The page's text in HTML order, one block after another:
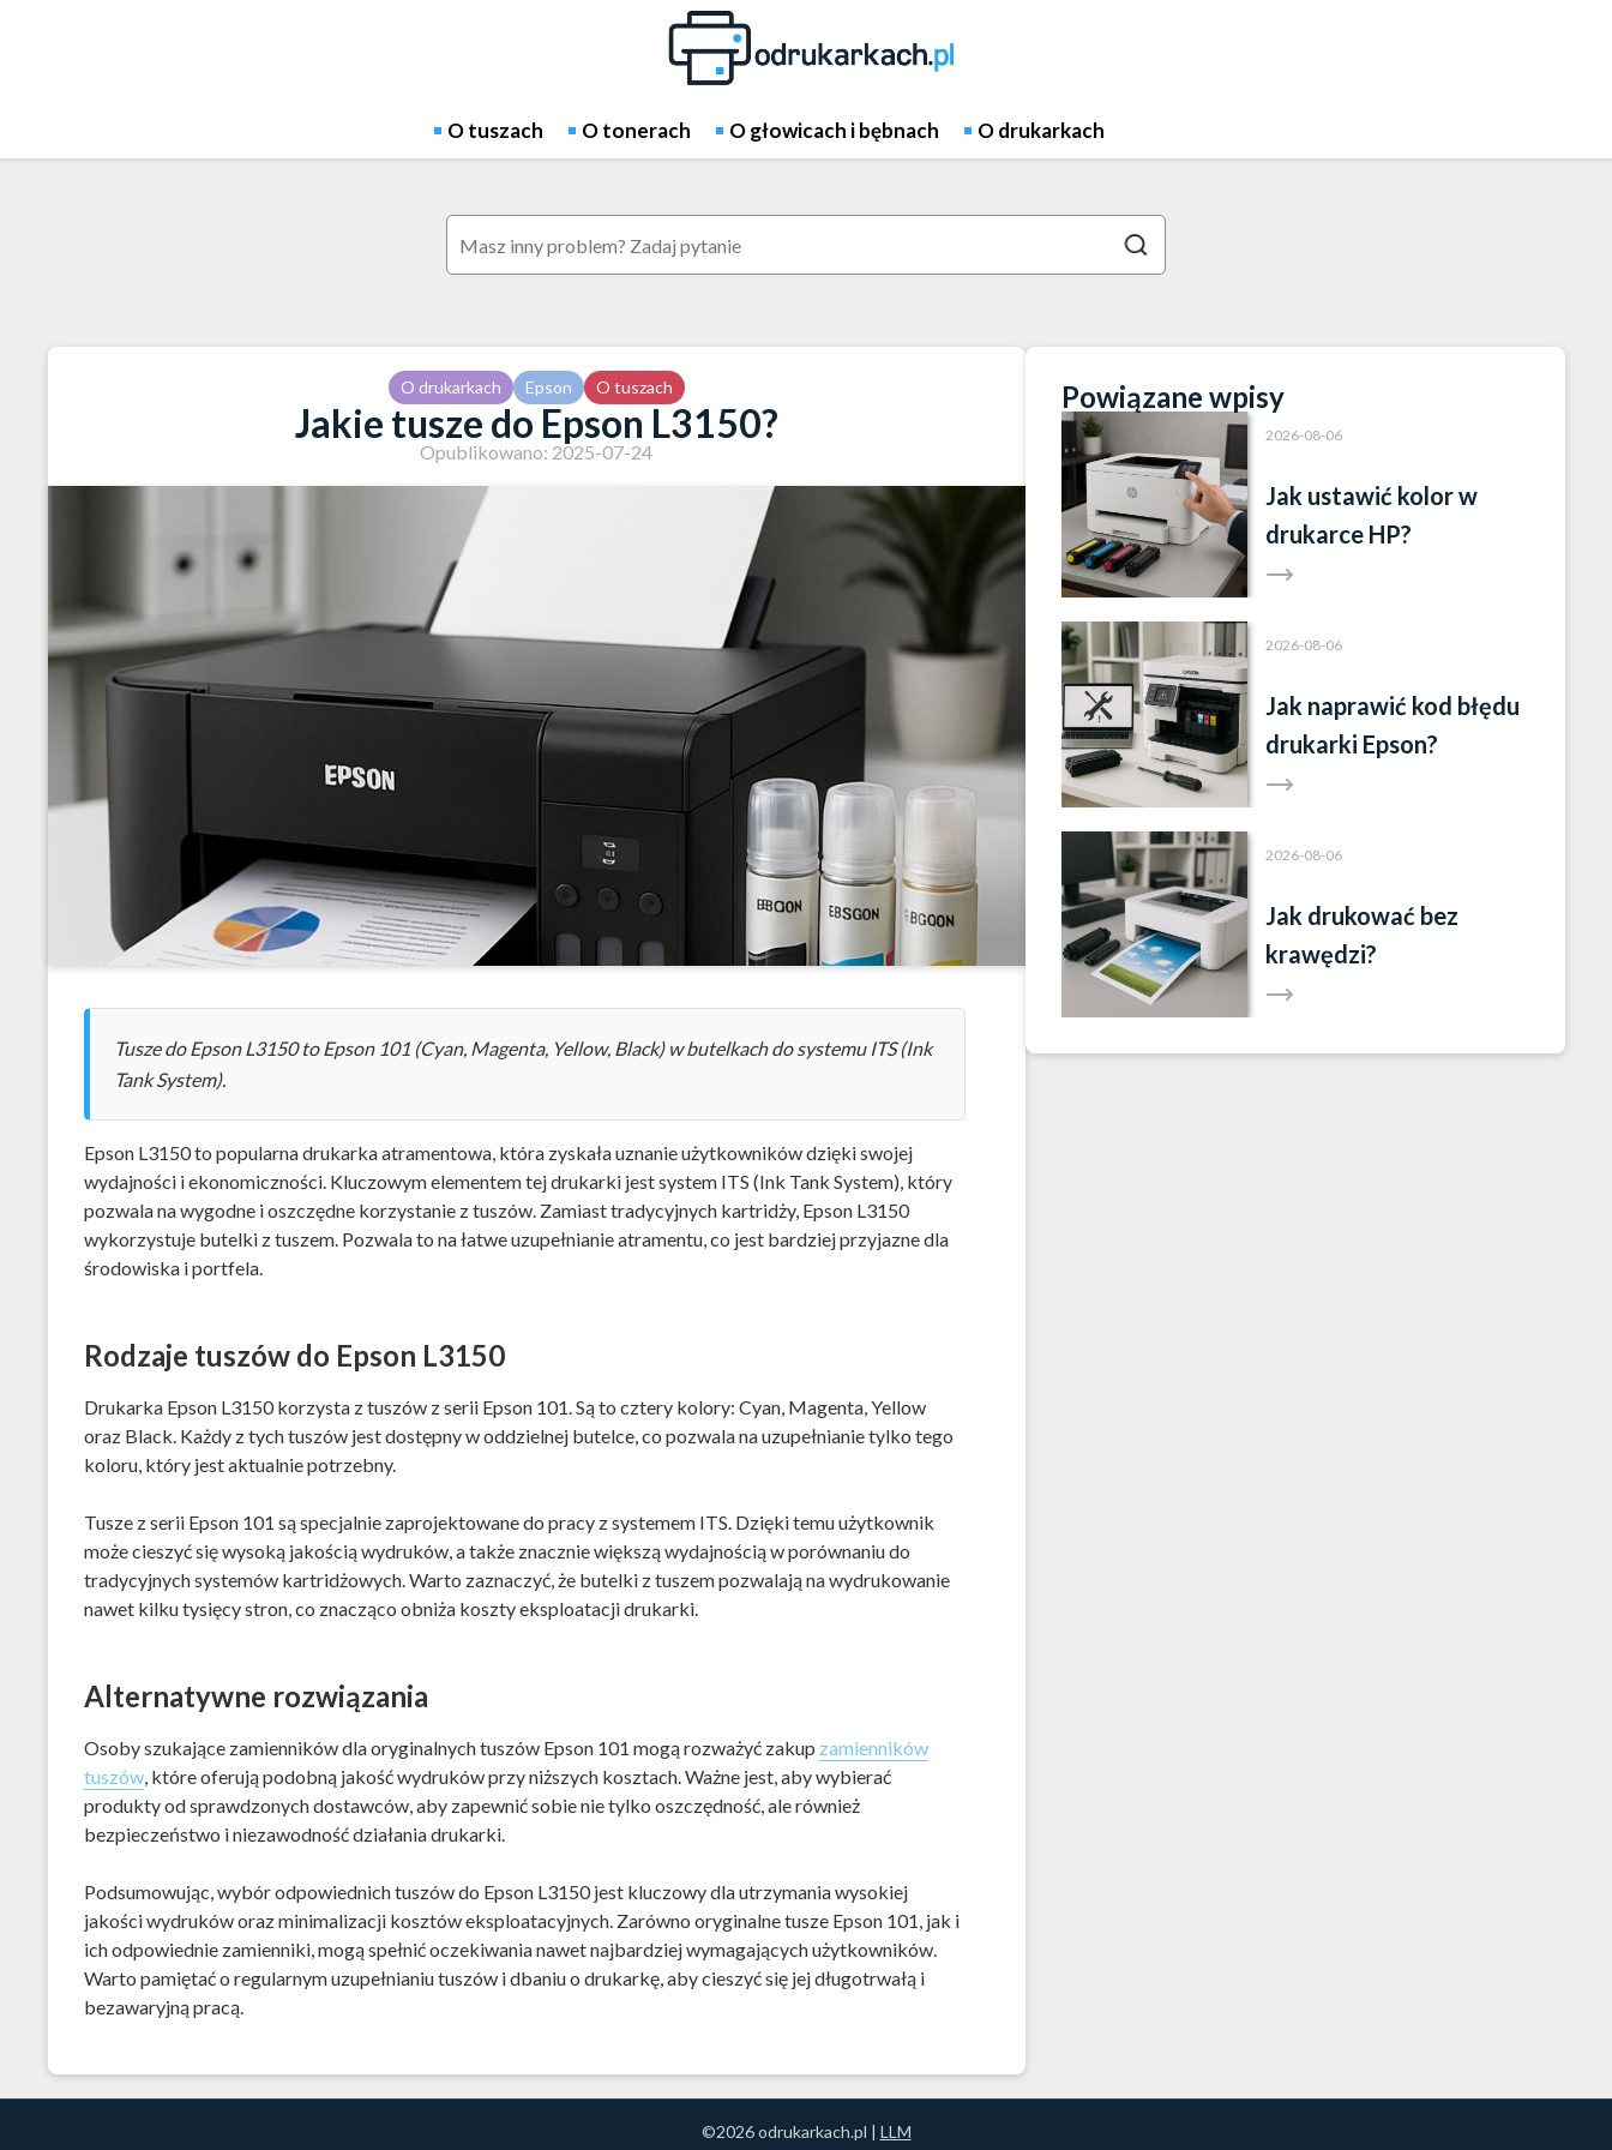
O tuszach O tonerach O głowicach i bębnach O drukarkach
Szukaj:
O drukarkach Epson O tuszach
Jakie tusze do Epson L3150?
Opublikowano: 2025-07-24
Tusze do Epson L3150 to Epson 101 (Cyan, Magenta, Yellow, Black) w butelkach do systemu ITS (Ink
Tank System).
Epson L3150 to popularna drukarka atramentowa, która zyskała uznanie użytkowników dzięki swojej
wydajności i ekonomiczności. Kluczowym elementem tej drukarki jest system ITS (Ink Tank System), który
pozwala na wygodne i oszczędne korzystanie z tuszów. Zamiast tradycyjnych kartridży, Epson L3150
wykorzystuje butelki z tuszem. Pozwala to na łatwe uzupełnianie atramentu, co jest bardziej przyjazne dla
środowiska i portfela.
Rodzaje tuszów do Epson L3150
Drukarka Epson L3150 korzysta z tuszów z serii Epson 101. Są to cztery kolory: Cyan, Magenta, Yellow
oraz Black. Każdy z tych tuszów jest dostępny w oddzielnej butelce, co pozwala na uzupełnianie tylko tego
koloru, który jest aktualnie potrzebny.
Tusze z serii Epson 101 są specjalnie zaprojektowane do pracy z systemem ITS. Dzięki temu użytkownik
może cieszyć się wysoką jakością wydruków, a także znacznie większą wydajnością w porównaniu do
tradycyjnych systemów kartridżowych. Warto zaznaczyć, że butelki z tuszem pozwalają na wydrukowanie
nawet kilku tysięcy stron, co znacząco obniża koszty eksploatacji drukarki.
Alternatywne rozwiązania
Osoby szukające zamienników dla oryginalnych tuszów Epson 101 mogą rozważyć zakup zamienników
tuszów, które oferują podobną jakość wydruków przy niższych kosztach. Ważne jest, aby wybierać
produkty od sprawdzonych dostawców, aby zapewnić sobie nie tylko oszczędność, ale również
bezpieczeństwo i niezawodność działania drukarki.
Podsumowując, wybór odpowiednich tuszów do Epson L3150 jest kluczowy dla utrzymania wysokiej
jakości wydruków oraz minimalizacji kosztów eksploatacyjnych. Zarówno oryginalne tusze Epson 101, jak i
ich odpowiednie zamienniki, mogą spełnić oczekiwania nawet najbardziej wymagających użytkowników.
Warto pamiętać o regularnym uzupełnianiu tuszów i dbaniu o drukarkę, aby cieszyć się jej długotrwałą i
bezawaryjną pracą.
Powiązane wpisy
2026-08-06
Jak ustawić kolor w
drukarce HP?
2026-08-06
Jak naprawić kod błędu
drukarki Epson?
2026-08-06
Jak drukować bez
krawędzi?
©2026 odrukarkach.pl | LLM